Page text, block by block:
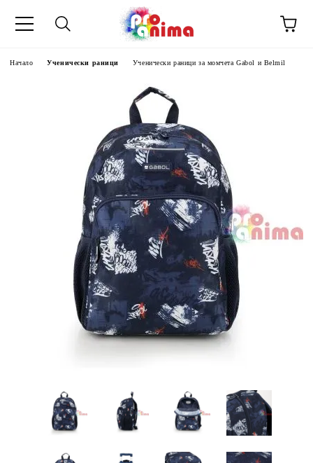
Начало Ученически раници Ученически раници за момчета Gabol и Belmil